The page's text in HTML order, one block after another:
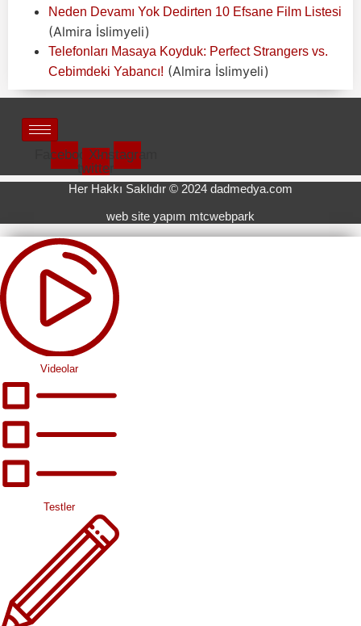
Neden Devamı Yok Dedirten 10 Efsane Film Listesi
(Almira İslimyeli)
Telefonları Masaya Koyduk: Perfect Strangers vs.
Cebimdeki Yabancı! (Almira İslimyeli)
FacebookX-
twitter
Instagram
Her Hakkı Saklıdır © 2024 dadmedya.com
web site yapım mtcwebpark
Videolar
Testler